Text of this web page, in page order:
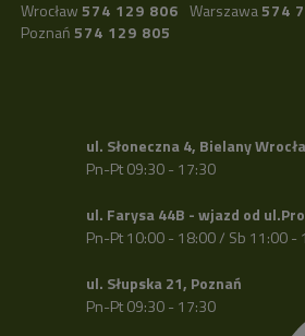
Wrocław 574 129 806 Warszawa574
Poznań 574 129 805
ul. Słoneczna 4, Bielany
Pn-Pt 09:30 - 17:30
ul. Farysa 44B - wjazd od
Pn-Pt 10:00 - 18:00 / Sb 11:00 -
ul. Słupska 21, Poznań
Pn-Pt 09:30 - 17:30